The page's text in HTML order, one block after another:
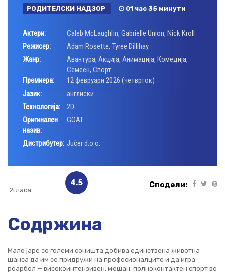
РОДИТЕЛСКИ НАДЗОР 01 час 35 минути
Актери: Caleb McLaughlin, Gabrielle Union, Nick Kroll
Режисер:
Adam Rosette, Tyree Dillihay
Жанр:
Авантура, Акција, Анимација, Комедија,
Семеен, Спорт
Премиера:
12 февруари 2026 (четврток)
Јазик:
англиски
Технологија:
2D
Оригинален
назив:
GOAT
Дистрибутер: Jučer d.o.o.
2гласа
4.5 Сподели:
Содржина
Мало јаре со големи соништа добива единствена животна
шанса да им се придружи на професионалците и да игра
роарбол — високоинтензивен, мешан, полноконтактен спорт во